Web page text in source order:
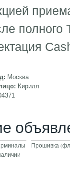
полного
Москва
Кирилл
Прошивка